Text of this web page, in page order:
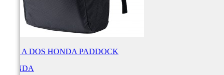
SAC A DOS HONDA PADDOCK
HONDA